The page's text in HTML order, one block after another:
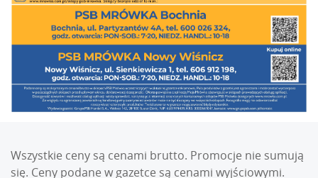
Wszystkie ceny są cenami brutto. Promocje nie sumują
się. Ceny podane w gazetce są cenami wyjściowymi.